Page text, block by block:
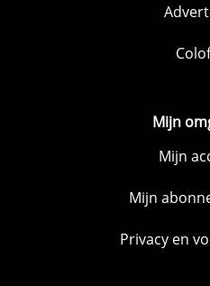
Mijn
Mijn
Mijn
Privacy en